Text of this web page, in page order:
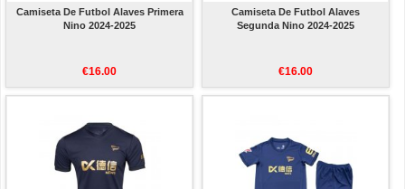
Camiseta De Futbol Alaves Primera
Nino 2024-2025
€16.00
Camiseta De Futbol Alaves
Segunda Nino 2024-2025
€16.00